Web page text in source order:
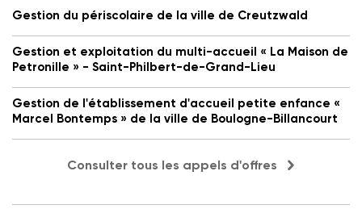
Gestion du périscolaire de la ville de Creutzwald
Gestion et exploitation du multi-accueil « La Maison de
Petronille » - Saint-Philbert-de-Grand-Lieu
Gestion de l'établissement d'accueil petite enfance «
Marcel Bontemps » de la ville de Boulogne-Billancourt
Consulter tous les appels d'offres